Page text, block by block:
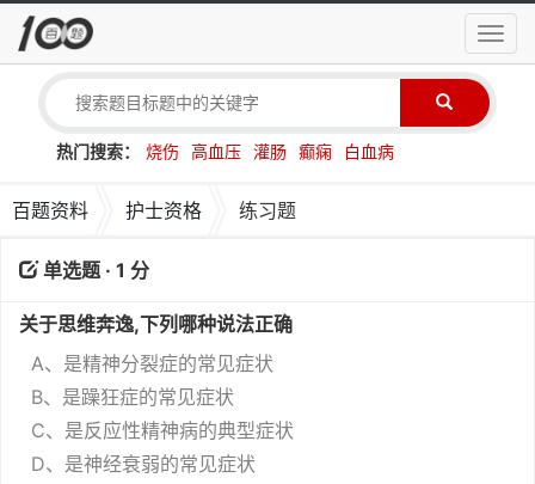
导
航
热门搜索： 烧伤 高血压 灌肠 癫痫 白血病
百题资料 护士资格 练习题
单选题 · 1 分
关于思维奔逸,下列哪种说法正确
A、是精神分裂症的常见症状
B、是躁狂症的常见症状
C、是反应性精神病的典型症状
D、是神经衰弱的常见症状